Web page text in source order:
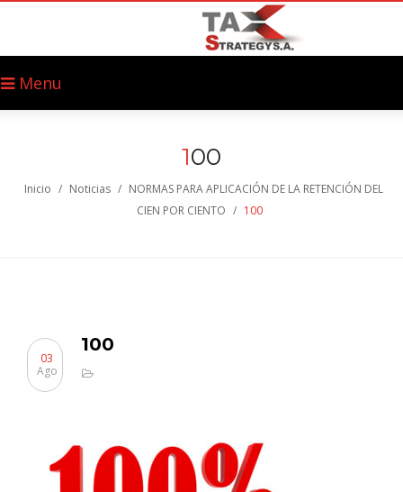
Menu
100
Inicio / Noticias / NORMAS PARA APLICACIÓN DE LA RETENCIÓN DEL
CIEN POR CIENTO / 100
100
03
Ago